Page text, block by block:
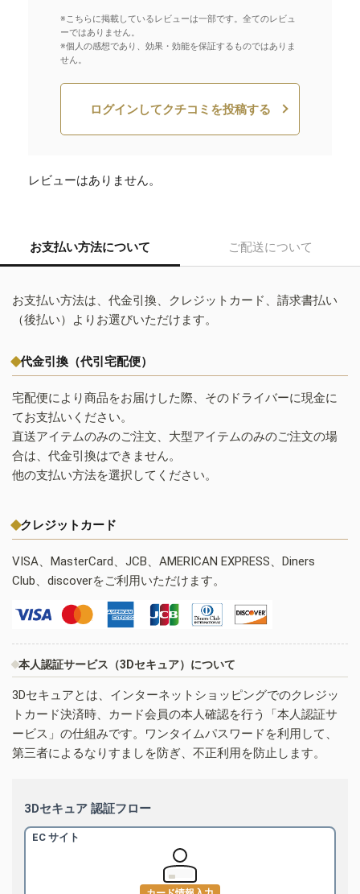
※こちらに掲載しているレビューは一部です。全てのレビュ
ーではありません。
※個人の感想であり、効果・効能を保証するものではありま
せん。
ログインしてクチコミを投稿する
レビューはありません。
お支払い方法について ご配送について
お支払い方法は、代金引換、クレジットカード、請求書払い
（後払い）よりお選びいただけます。
代金引換（代引宅配便）
宅配便により商品をお届けした際、そのドライバーに現金に
てお支払いください。
直送アイテムのみのご注文、大型アイテムのみのご注文の場
合は、代金引換はできません。
他の支払い方法を選択してください。
クレジットカード
VISA、MasterCard、JCB、AMERICAN EXPRESS、Diners
Club、discoverをご利用いただけます。
本人認証サービス（3Dセキュア）について
3Dセキュアとは、インターネットショッピングでのクレジッ
トカード決済時、カード会員の本人確認を行う「本人認証サ
ービス」の仕組みです。ワンタイムパスワードを利用して、
第三者によるなりすましを防ぎ、不正利用を防止します。
3Dセキュア 認証フロー
EC サイト